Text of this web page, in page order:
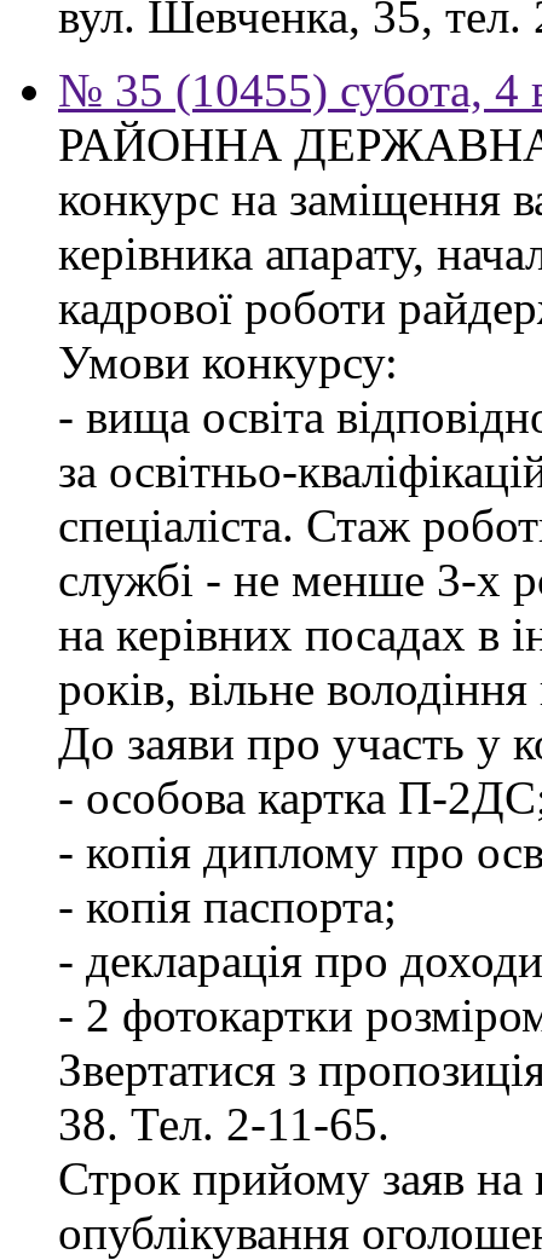
вул. Шевченка, 35, тел.
№ 35 (10455) субота, 4
РАЙОННА ДЕРЖАВНА
конкурс на заміщення
керівника апарату,
кадрової роботи
Умови конкурсу:
- вища освіта
за освітньо-
спеціаліста. Стаж
службі - не менше 3-х
на керівних посадах в
років, вільне
До заяви про участь у
- особова картка П-
- копія диплому про
- копія паспорта;
- декларація про
- 2 фотокартки
Звертатися з
38. Тел. 2-11-65.
Строк прийому заяв на
опублікування